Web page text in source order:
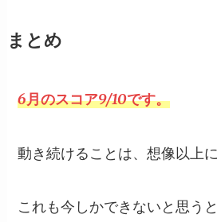
まとめ
6月のスコア9/10です。
動き続けることは、想像以上に
これも今しかできないと思う